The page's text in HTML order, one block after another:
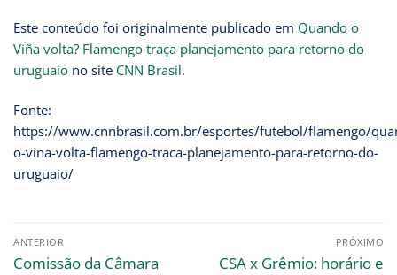
Este conteúdo foi originalmente publicado em Quando o
Viña volta? Flamengo traça planejamento para retorno do
uruguaio no site CNN Brasil.
Fonte:
https://www.cnnbrasil.com.br/esportes/futebol/flamengo/
o-vina-volta-flamengo-traca-planejamento-para-retorno-do-
uruguaio/
ANTERIOR
Comissão da Câmara
PRÓXIMO
CSA x Grêmio: horário e